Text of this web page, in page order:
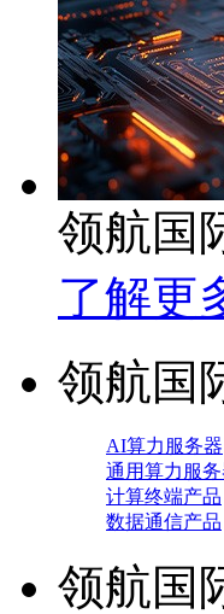
领航国
了解更
领航国
AI算力服务器
通用算力服务
计算终端产品
数据通信产品
领航国